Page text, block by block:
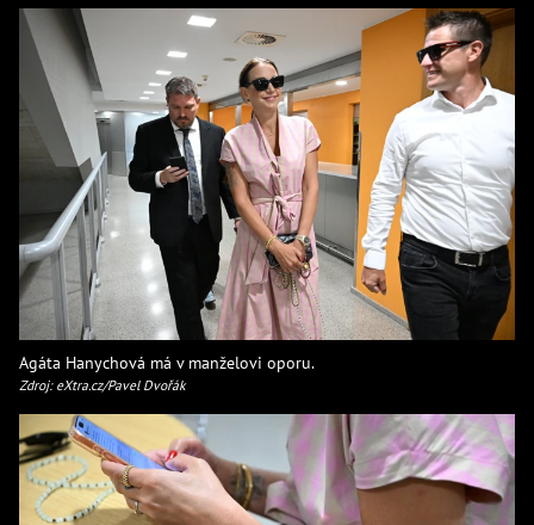
Agáta Hanychová má v manželovi oporu.
Zdroj: eXtra.cz/Pavel Dvořák